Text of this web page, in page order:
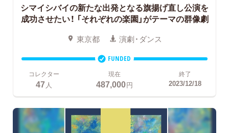
シマイシバイの新たな出発となる旗揚げ直し公演を
成功させたい！ 「それぞれの楽園」がテーマの群像劇
東京都 演劇・ダンス
FUNDED
コレクター
47 人
現在
487,000円
終了
2023/12/18